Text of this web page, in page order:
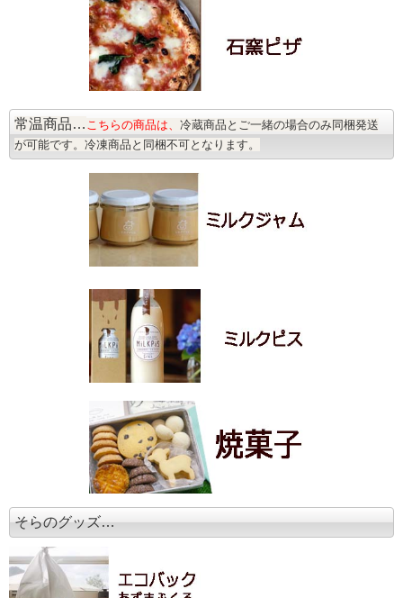
常温商品… こちらの商品は、 冷蔵商品とご一緒の場合のみ同梱発送
が可能です。冷凍商品と同梱不可となります。
そらのグッズ…